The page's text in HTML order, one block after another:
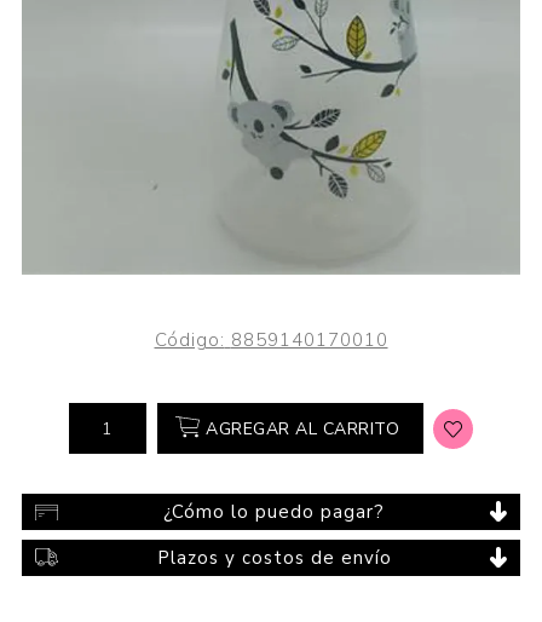
Código: 8859140170010
AGREGAR AL CARRITO
¿Cómo lo puedo pagar?
Plazos y costos de envío